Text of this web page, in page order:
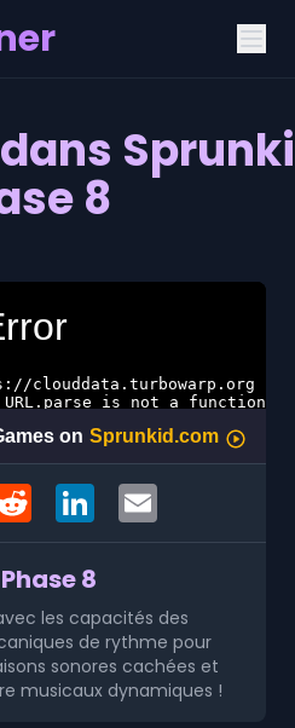
Sprunki
8
Reddit LinkedIn
8
les capacités des
de rythme pour
sonores cachées et
musicaux dynamiques !